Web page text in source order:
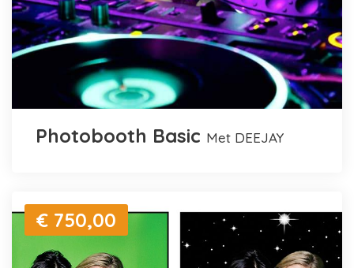
Photobooth Basic met DEEJAY
€ 750,00